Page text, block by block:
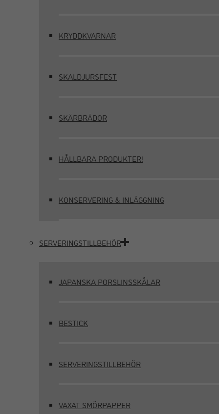
KRYDDKVARNAR
SKALDJURSFEST
SKÄRBRÄDOR
HÅLLBARA PRODUKTER!
KONSERVERING & INLÄGGNING
SERVERINGSTILLBEHÖR
JAPANSKA PORSLINSSKÅLAR
BESTICK
SERVERINGSTILLBEHÖR
VAXAT SMÖRPAPPER